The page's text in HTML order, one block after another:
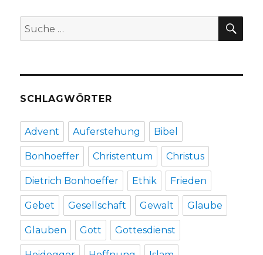
Suche
nach:
SCHLAGWÖRTER
Advent Auferstehung Bibel
Bonhoeffer Christentum Christus
Dietrich Bonhoeffer Ethik Frieden
Gebet Gesellschaft Gewalt Glaube
Glauben Gott Gottesdienst